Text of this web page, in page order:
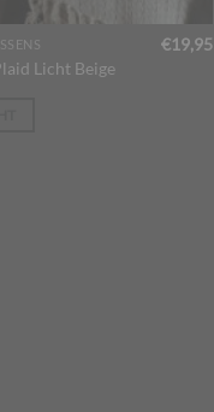
Licht Beige
€19,95